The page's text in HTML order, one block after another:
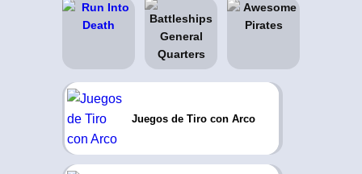
Juegos de Tiro con Arco